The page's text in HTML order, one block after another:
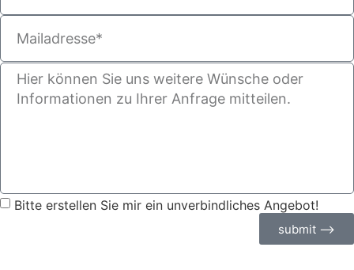
Bitte erstellen Sie mir ein unverbindliches Angebot!
submit ⟶